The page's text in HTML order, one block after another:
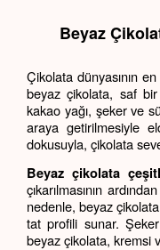
Beyaz
Çikolata dünyasının
beyaz çikolata, saf
kakao yağı, şeker ve
araya getirilmesiyle
dokusuyla, çikolata
Beyaz çikolata
çıkarılmasının
nedenle, beyaz
tat profili sunar.
beyaz çikolata, kremsi